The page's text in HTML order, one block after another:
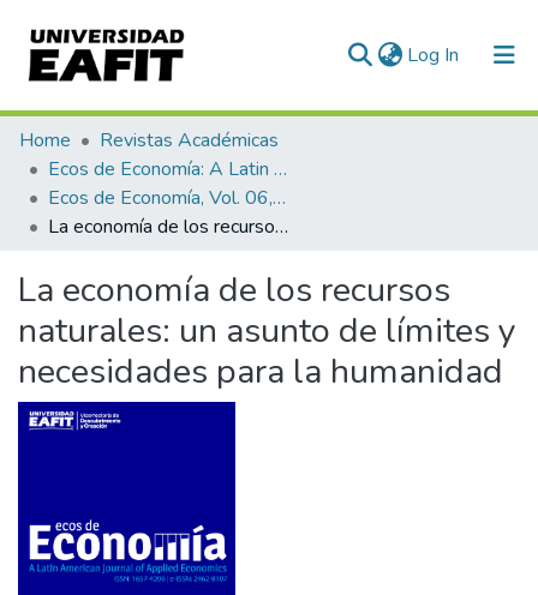
Log In (current)
Communities & Collections
All of DSpace
Statistics
Home
Revistas Académicas
Ecos de Economía: A Latin American Journal of Applied Economics
Ecos de Economía, Vol. 06, No. 15 (2002)
La economía de los recursos naturales: un asunto de límites y necesidades para la humanidad
La economía de los recursos
naturales: un asunto de límites y
necesidades para la humanidad